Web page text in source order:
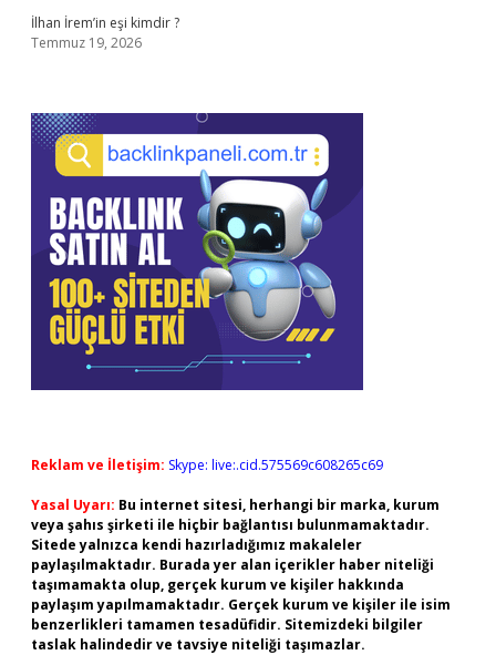
İlhan İrem’in eşi kimdir ?
Temmuz 19, 2026
Reklam ve İletişim: Skype: live:.cid.575569c608265c69
Yasal Uyarı: Bu internet sitesi, herhangi bir marka, kurum
veya şahıs şirketi ile hiçbir bağlantısı bulunmamaktadır.
Sitede yalnızca kendi hazırladığımız makaleler
paylaşılmaktadır. Burada yer alan içerikler haber niteliği
taşımamakta olup, gerçek kurum ve kişiler hakkında
paylaşım yapılmamaktadır. Gerçek kurum ve kişiler ile isim
benzerlikleri tamamen tesadüfidir. Sitemizdeki bilgiler
taslak halindedir ve tavsiye niteliği taşımazlar.